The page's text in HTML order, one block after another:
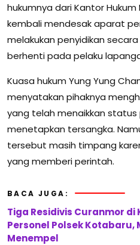
hukumnya dari Kantor Hukum
kembali mendesak aparat
melakukan penyidikan
berhenti pada pelaku
Kuasa hukum Yung Yung
menyatakan pihaknya
yang telah menaikkan status
menetapkan tersangka.
tersebut masih timpang
yang memberi perintah.
BACA JUGA:
Tiga Residivis Curanmor
Personel Polsek Kotabaru,
Menempel